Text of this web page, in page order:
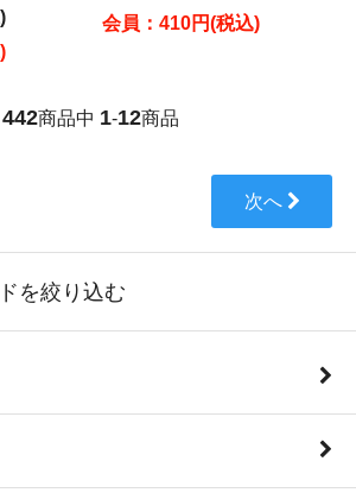
会員：410円(税込)
442商品中 1-12商品
次へ
を絞り込む